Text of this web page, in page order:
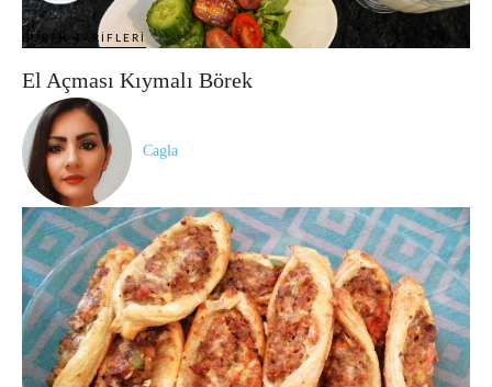
BÖREK TARIFLERI
El Açması Kıymalı Börek
Cagla